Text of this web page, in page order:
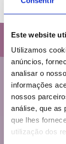
Este website
Utilizamos
anúncios,
analisar o
informações
nossos
análise, que as
que lhes
utilização dos